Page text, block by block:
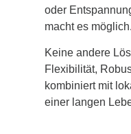
oder
macht es möglich.
Keine andere
Flexibilität,
kombiniert mit
einer langen